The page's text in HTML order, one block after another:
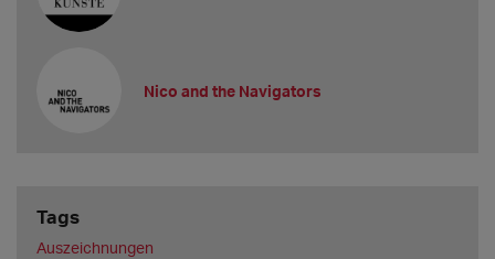
Nico and the Navigators
Tags
Auszeichnungen